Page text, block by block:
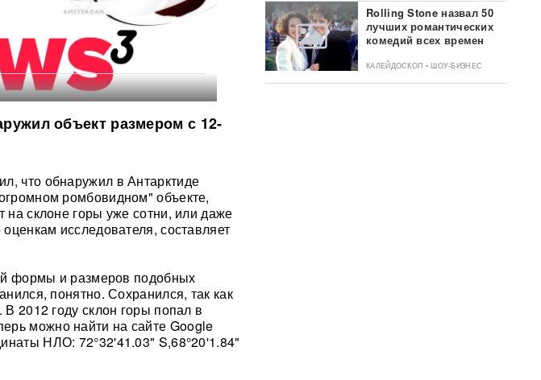
объект размером с 12-
что обнаружил в Антарктиде
ромбовидном" объекте,
склоне горы уже сотни, или даже
исследователя, составляет
формы и размеров подобных
понятно. Сохранился, так как
2012 году склон горы попал в
можно найти на сайте Google
НЛО: 72°32'41.03" S,68°20'1.84"
Rolling Stone назвал 50
лучших романтических
комедий всех времен
КАЛЕЙДОСКОП • ШОУ-БИЗНЕС